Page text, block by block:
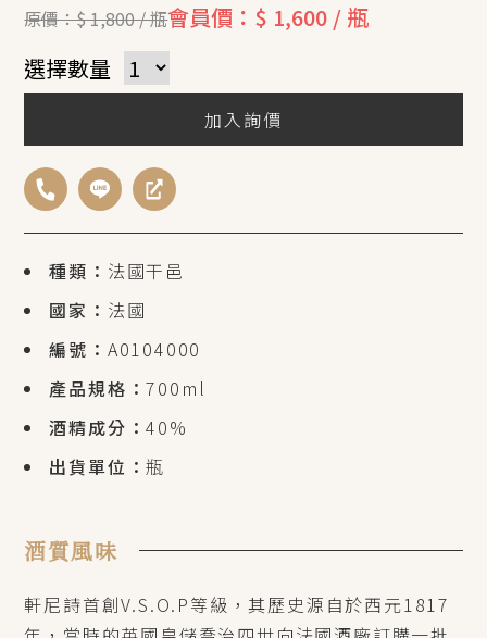
種類： 法國干邑
國家： 法國
編號： A0104000
產品規格：700ml
酒精成分：40%
出貨單位：瓶
原價：$ 1,800 / 瓶會員價：$ 1,600 / 瓶
選擇數量
加入詢價
酒質風味
軒尼詩首創V.S.O.P等級，其歷史源自於西元1817